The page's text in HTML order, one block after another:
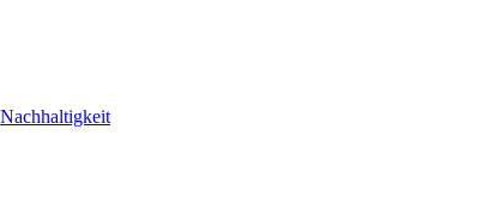
Nachhaltigkeit